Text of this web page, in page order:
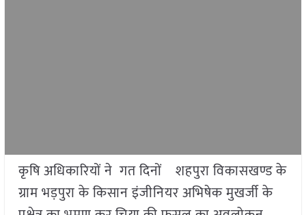
कृषि अधिकारियों ने गत दिनों शहपुरा विकासखण्ड के
ग्राम भड़पुरा के किसान इंजीनियर अभिषेक मुखर्जी के